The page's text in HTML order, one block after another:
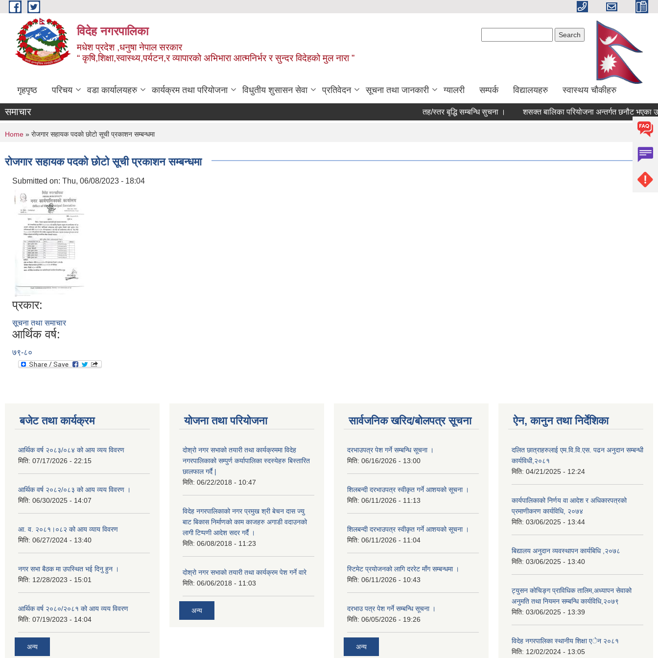
Skip to main content
विदेह नगरपालिका
मधेश प्रदेश ,धनुषा नेपाल सरकार
“ कृषि,शिक्षा,स्वास्थ्य,पर्यटन,र व्यापारको अभिभारा आत्मनिर्भर र सुन्दर विदेहको मुल नारा ”
गृहपृष्ठ परिचय वडा कार्यालयहरु कार्यक्रम तथा परियोजना विधुतीय शुसासन सेवा प्रतिवेदन सूचना तथा जानकारी ग्यालरी सम्पर्क विद्यालयहरु स्वास्थय चौकीहरु
समाचार तह/स्तर बृद्धि सम्बन्धि सुचना । शसक्त बालिका परियोजना अन्तर्गत छनौट भएका
You are here
Home » राेजगार सहायक पदकाे छाेटाे सूची प्रकाशन सम्बन्धमा
राेजगार सहायक पदकाे छाेटाे सूची प्रकाशन सम्बन्धमा
Submitted on: Thu, 06/08/2023 - 18:04
प्रकार:
सूचना तथा समाचार
आर्थिक वर्ष:
७९-८०
बजेट तथा कार्यक्रम
आर्थिक वर्ष २०८३/०८४ को आय व्यय विवरण
मिति: 07/17/2026 - 22:15
आर्थिक वर्ष २०८२/०८३ को आय व्यय विवरण ।
मिति: 06/30/2025 - 14:07
आ. व. २०८१।०८२ को आय व्याय विवरण
मिति: 06/27/2024 - 13:40
नगर सभा बैठक मा उपस्थित भई दिनु हुन ।
मिति: 12/28/2023 - 15:01
आर्थिक वर्ष २०८०/२०८१ को आय व्यय विवरण
मिति: 07/19/2023 - 14:04
अन्य
योजना तथा परियोजना
दोश्रो नगर सभाको तयारी तथा कार्यक्रममा विदेह
नगरपालिकाको सम्पुर्ण कर्यापालिका स्दस्येहरु बिस्तारित
छालफाल गर्दै |
मिति: 06/22/2018 - 10:47
विदेह नगरपालिकाको नगर प्रमुख श्री बेचन दास ज्यु
बाट बिकास निर्माणको काम काजहरु अगाडी वदाउनको
लागी टिप्पणी आदेश सदर गर्दै ।
मिति: 06/08/2018 - 11:23
दोश्रो नगर सभाको तयारी तथा कार्यक्रम पेश गर्ने वारे
मिति: 06/06/2018 - 11:03
अन्य
सार्वजनिक खरिद/बोलपत्र सूचना
दरभाउपत्र पेश गर्ने सम्बन्धि सूचना ।
मिति: 06/16/2026 - 13:00
शिलबन्दी दरभाउपत्र स्वीकृत गर्ने आशयको सूचना ।
मिति: 06/11/2026 - 11:13
शिलबन्दी दरभाउपत्र स्वीकृत गर्ने आशयको सूचना ।
मिति: 06/11/2026 - 11:04
स्टिमेट प्रयोजनको लागि दररेट माँग सम्बन्धमा ।
मिति: 06/11/2026 - 10:43
दरभाउ पत्र पेश गर्ने सम्बन्धि सूचना ।
मिति: 06/05/2026 - 19:26
अन्य
ऐन, कानुन तथा निर्देशिका
दलित छात्राहरुलाई एम.वि.वि.एस. पढन अनुदान सम्बन्धी
कार्यविधी,२०८१
मिति: 04/21/2025 - 12:24
कार्यपालिकाको निर्णय वा आदेश र अधिकारपत्रको
प्रमाणीकरण कार्यविधि, २०७४
मिति: 03/06/2025 - 13:44
बिद्यालय अनुदान व्यवस्थापन कार्यबिधि ,२०७८
मिति: 03/06/2025 - 13:40
ट्युसन कोचिङ्ग प्राविधिक तालिम,अध्यापन सेवाको
अनुमति तथा नियमन सम्बन्धि कार्यविधि,२०७९
मिति: 03/06/2025 - 13:39
विदेह नगरपालिका स्थानीय शिक्षा एेन २०८१
मिति: 12/02/2024 - 13:05